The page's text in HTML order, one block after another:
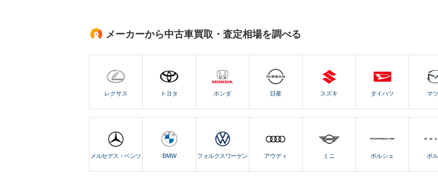
メーカーから中古車買取・査定相場を調べる
レクサス トヨタ ホンダ 日産 スズキ ダイハツ マ
メルセデス・ベンツ BMW フォルクスワーゲン アウディ ミニ ポルシェ ボ